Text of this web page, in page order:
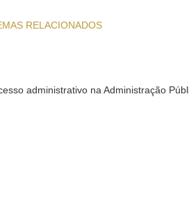
RELACIONADOS
administrativo na Administração